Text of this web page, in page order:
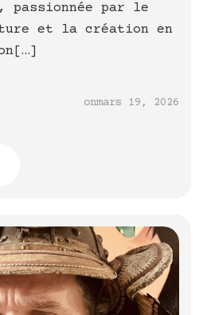
par le
et la création en
onmars 19, 2026